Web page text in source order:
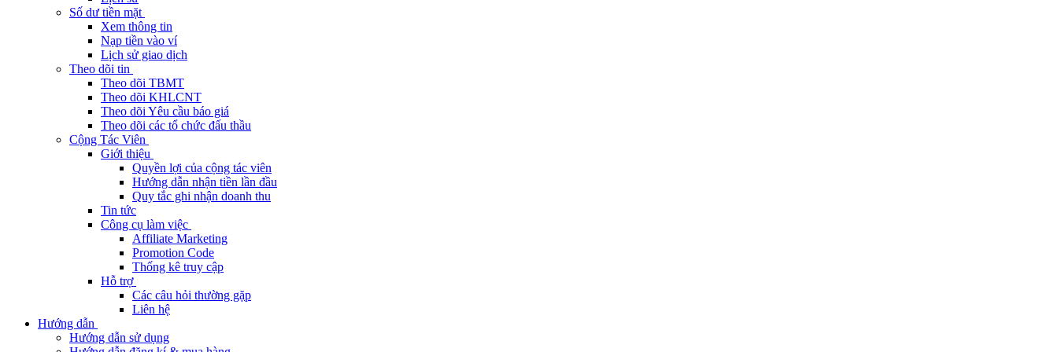
Số dư tiền mặt
Xem thông tin
Nạp tiền vào ví
Lịch sử giao dịch
Theo dõi tin
Theo dõi TBMT
Theo dõi KHLCNT
Theo dõi Yêu cầu báo giá
Theo dõi các tổ chức đấu thầu
Cộng Tác Viên
Giới thiệu
Quyền lợi của cộng tác viên
Hướng dẫn nhận tiền lần đầu
Quy tắc ghi nhận doanh thu
Tin tức
Công cụ làm việc
Affiliate Marketing
Promotion Code
Thống kê truy cập
Hỗ trợ
Các câu hỏi thường gặp
Liên hệ
Hướng dẫn
Hướng dẫn sử dụng